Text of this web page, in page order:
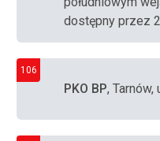
dostępny przez
106
PKO BP, Tarnów,